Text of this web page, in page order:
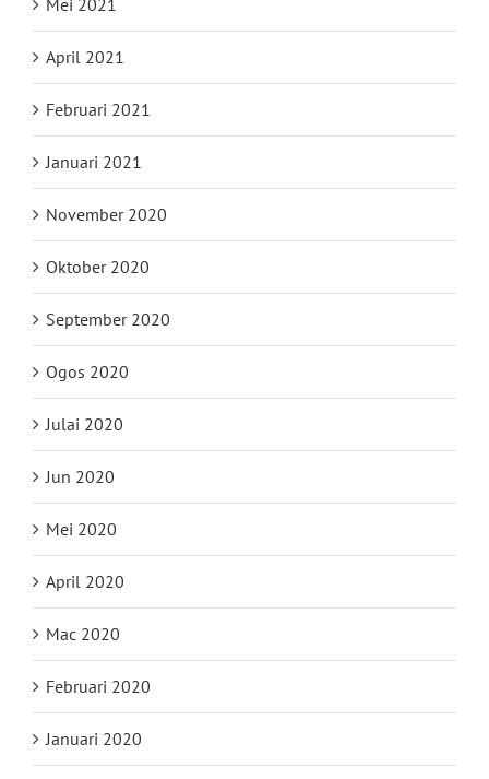
Mei 2021
April 2021
Februari 2021
Januari 2021
November 2020
Oktober 2020
September 2020
Ogos 2020
Julai 2020
Jun 2020
Mei 2020
April 2020
Mac 2020
Februari 2020
Januari 2020